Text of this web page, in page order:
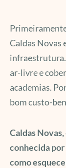
Caldas Novas
infraestrutura.
ar-livre e
academias.
bom custo-
Caldas
conhecida por
como